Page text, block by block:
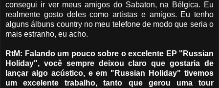
consegui ir ver meus amigos do Sabaton, na Bélgica. Eu
realmente gosto deles como artistas e amigos. Eu tenho
alguns álbuns country no meu telefone de modo que seria o
mais estranho, eu acho.
RtM: Falando um pouco sobre o excelente EP "Russian
Holiday", você sempre deixou claro que gostaria de
lançar algo acústico, e em "Russian Holiday" tivemos
um excelente trabalho, tanto que gerou uma tour